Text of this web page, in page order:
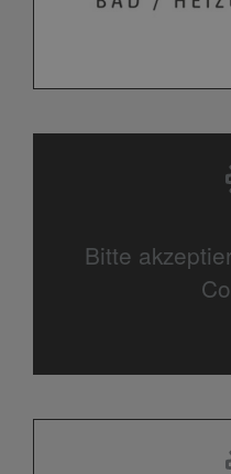
Bitte